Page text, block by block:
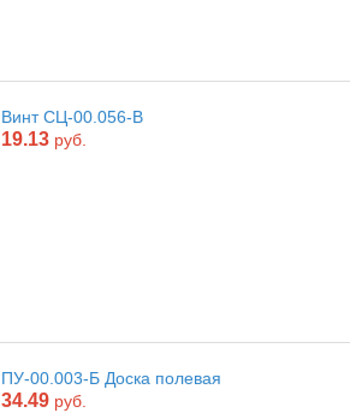
Винт СЦ-00.056-В
19.13 руб.
ПУ-00.003-Б Доска полевая
34.49 руб.